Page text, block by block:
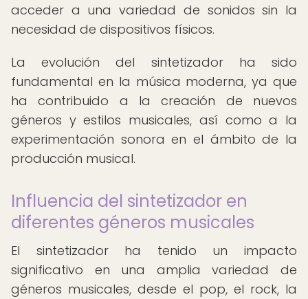
acceder a una variedad de sonidos sin la
necesidad de dispositivos físicos.
La evolución del sintetizador ha sido
fundamental en la música moderna, ya que
ha contribuido a la creación de nuevos
géneros y estilos musicales, así como a la
experimentación sonora en el ámbito de la
producción musical.
Influencia del sintetizador en
diferentes géneros musicales
El sintetizador ha tenido un impacto
significativo en una amplia variedad de
géneros musicales, desde el pop, el rock, la